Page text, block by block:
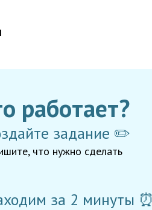
работает?
задание ✏️
что нужно сделать
за 2 минуты ⏰